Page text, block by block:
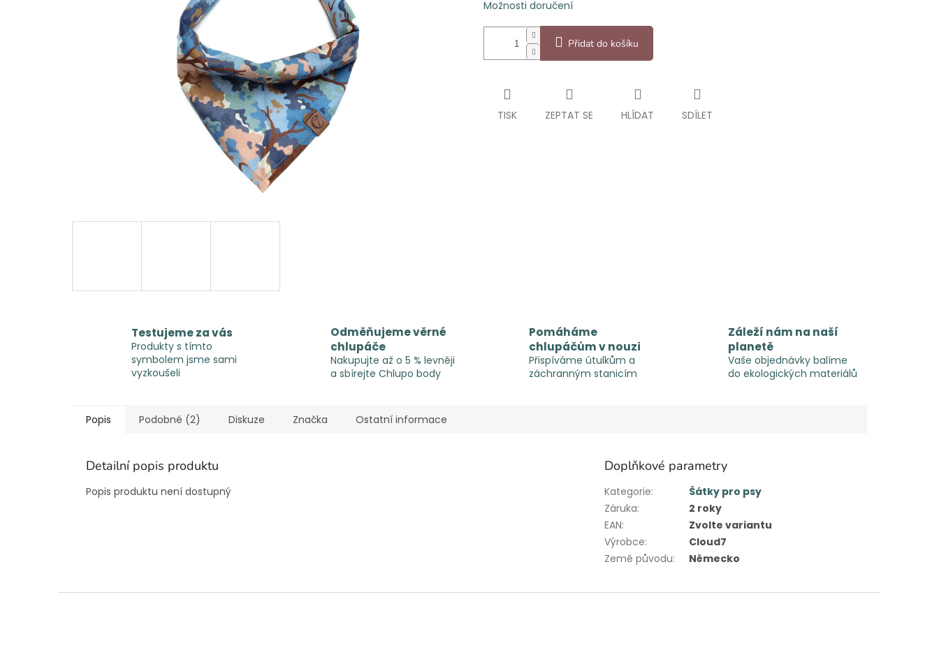
Možnosti doručení
Přidat do košíku
TISK ZEPTAT SE HLÍDAT SDÍLET
Testujeme za vás
Produkty s tímto
symbolem jsme sami
vyzkoušeli
Odměňujeme věrné
chlupáče
Nakupujte až o 5 % levněji
a sbírejte Chlupo body
Pomáháme
chlupáčům v nouzi
Přispíváme útulkům a
záchranným stanicím
Záleží nám na naší
planetě
Vaše objednávky balíme
do ekologických materiálů
Popis Podobné (2) Diskuze Značka Ostatní informace
Detailní popis produktu
Popis produktu není dostupný
Doplňkové parametry
Kategorie:
Šátky pro psy
Záruka:
2 roky
EAN:
Zvolte variantu
Výrobce:
Cloud7
Země původu: Německo